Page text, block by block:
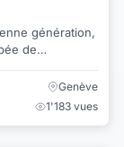
génération,
Genève
1'183 vues